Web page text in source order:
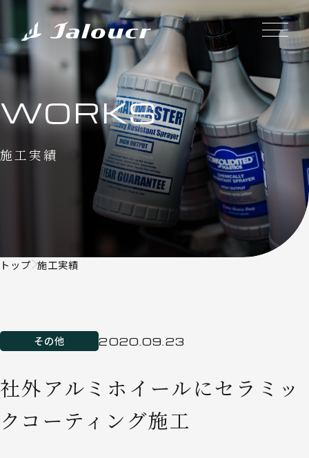
WORKS
施工実績
トップ 施工実績
その他 2020.09.23
社外アルミホイールにセラミッ
クコーティング施工